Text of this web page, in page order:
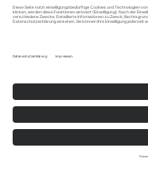
Bewerbung &
Jetzt kostenfrei
Baumgartner &
Berlin - Frankfurt